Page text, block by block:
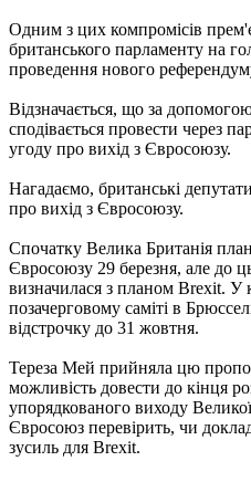
Одним з цих компромісів
британського парламенту на
проведення нового
Відзначається, що за
сподівається провести через
угоду про вихід з Євросоюзу.
Нагадаємо, британські
про вихід з Євросоюзу.
Спочатку Велика Британія
Євросоюзу 29 березня, але до
визначилася з планом Brexit. У
позачерговому саміті в
відстрочку до 31 жовтня.
Тереза ​​Мей прийняла цю
можливість довести до кінця
упорядкованого виходу
Євросоюз перевірить, чи
зусиль для Brexit.